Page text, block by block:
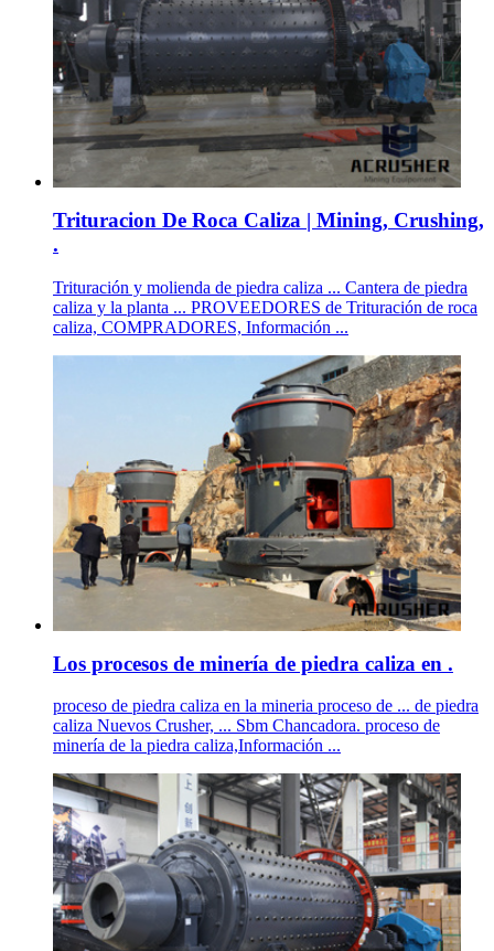
Trituracion De Roca Caliza | Mining, Crushing,
.
Trituración y molienda de piedra caliza ... Cantera de piedra
caliza y la planta ... PROVEEDORES de Trituración de roca
caliza, COMPRADORES, Información ...
Los procesos de minería de piedra caliza en .
proceso de piedra caliza en la mineria proceso de ... de piedra
caliza Nuevos Crusher, ... Sbm Chancadora. proceso de
minería de la piedra caliza,Información ...